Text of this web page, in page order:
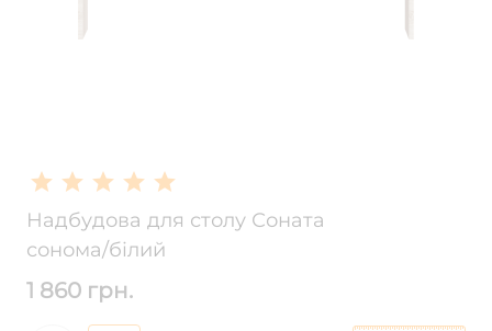
Надбудова для столу Соната
сонома/білий
1 860 грн.